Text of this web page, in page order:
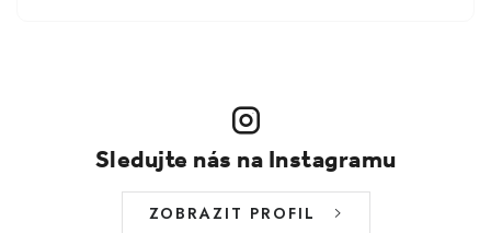
Sledujte nás na Instagramu
ZOBRAZIT PROFIL